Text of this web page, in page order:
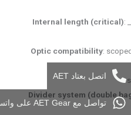
Internal length (critical):
Optic compatibility:
Divider system (double
اتصل بعتاد AET
تواصل مع AET Gear على واتساب